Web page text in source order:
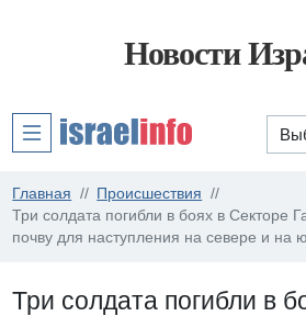
Новости
Главная
Происшествия
Три солдата погибли в боях в Секторе
почву для наступления на севере и на
Три солдата погибли в